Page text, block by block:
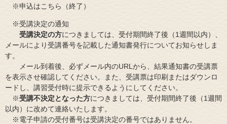
※申込はこちら（終了）
※受講決定の通知
受講決定の方につきましては、受付期間終了後（1週間以内）、
メールにより受講番号を記載した通知書発行についてお知らせしま
す。
メール到着後、必ずメール内のURLから、結果通知書の受講票
を表示させ確認してください。また、受講票は印刷またはダウンロ
ードし、講習受付時に提示できるようにしてください。
※受講不決定となった方につきましては、受付期間終了後（1週間
以内）に改めて連絡いたします。
※電子申請の受付番号は受講決定の番号ではありません。